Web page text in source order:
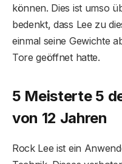
können. Dies ist umso
bedenkt, dass Lee zu
einmal seine Gewichte
Tore geöffnet hatte.
5 Meisterte 5
von 12 Jahren
Rock Lee ist ein